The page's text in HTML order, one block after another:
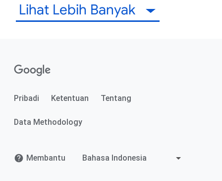
Lihat Lebih Banyak
Pribadi Ketentuan Tentang
Data Methodology
Membantu